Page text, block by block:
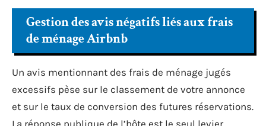
Gestion des avis négatifs liés aux frais
de ménage Airbnb
Un avis mentionnant des frais de ménage jugés
excessifs pèse sur le classement de votre annonce
et sur le taux de conversion des futures réservations.
La réponse publique de l’hôte est le seul levier